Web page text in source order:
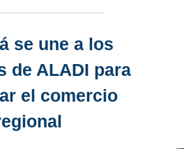
se une a los
de ALADI para
el comercio